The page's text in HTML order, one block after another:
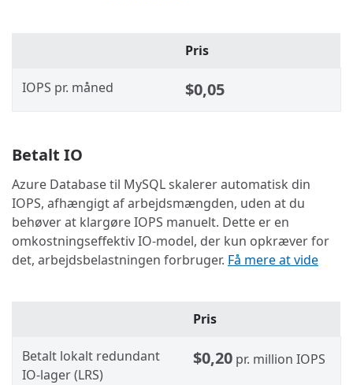
Pris
IOPS pr. måned $0,05
Betalt IO
Azure Database til MySQL skalerer automatisk din
IOPS, afhængigt af arbejdsmængden, uden at du
behøver at klargøre IOPS manuelt. Dette er en
omkostningseffektiv IO-model, der kun opkræver for
det, arbejdsbelastningen forbruger. Få mere at vide
Pris
Betalt lokalt redundant
IO-lager (LRS)
$0,20 pr. million IOPS